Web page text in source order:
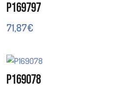
P169797
71,87€
P169078